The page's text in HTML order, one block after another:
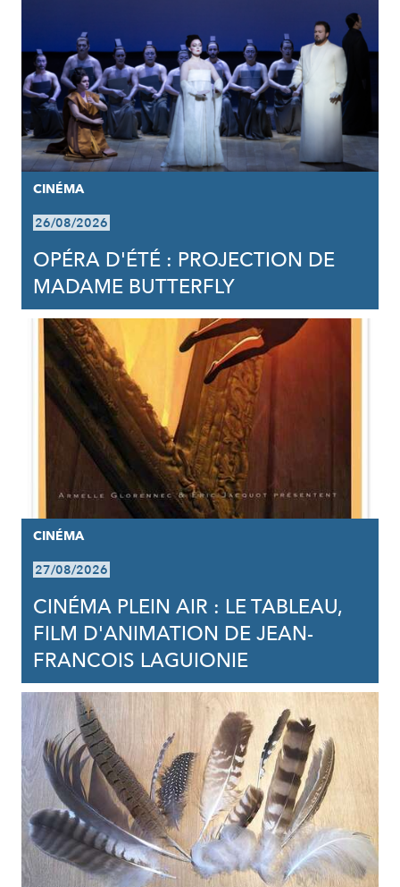
CINÉMA
26/08/2026
OPÉRA D'ÉTÉ : PROJECTION DE
MADAME BUTTERFLY
CINÉMA
27/08/2026
CINÉMA PLEIN AIR : LE TABLEAU,
FILM D'ANIMATION DE JEAN-
FRANCOIS LAGUIONIE